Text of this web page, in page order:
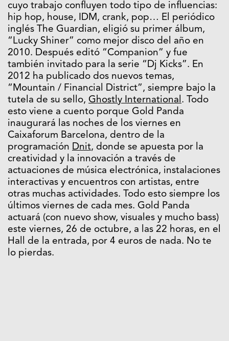
cuyo trabajo confluyen todo tipo de influencias:
hip hop, house, IDM, crank, pop… El periódico
inglés The Guardian, eligió su primer álbum,
“Lucky Shiner” como mejor disco del año en
2010. Después editó “Companion” y fue
también invitado para la serie “Dj Kicks”. En
2012 ha publicado dos nuevos temas,
“Mountain / Financial District”, siempre bajo la
tutela de su sello, Ghostly International. Todo
esto viene a cuento porque Gold Panda
inaugurará las noches de los viernes en
Caixaforum Barcelona, dentro de la
programación Dnit, donde se apuesta por la
creatividad y la innovación a través de
actuaciones de música electrónica, instalaciones
interactivas y encuentros con artistas, entre
otras muchas actividades. Todo esto siempre los
últimos viernes de cada mes. Gold Panda
actuará (con nuevo show, visuales y mucho bass)
este viernes, 26 de octubre, a las 22 horas, en el
Hall de la entrada, por 4 euros de nada. No te
lo pierdas.